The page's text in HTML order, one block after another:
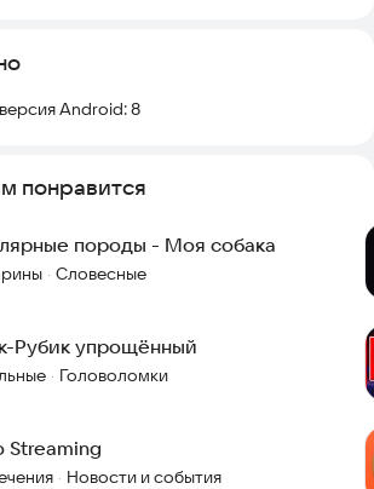
Android:8
понравится
породы - Моя собака
· Словесные
Рубик упрощённый
· Головоломки
Streaming
· Новости и события